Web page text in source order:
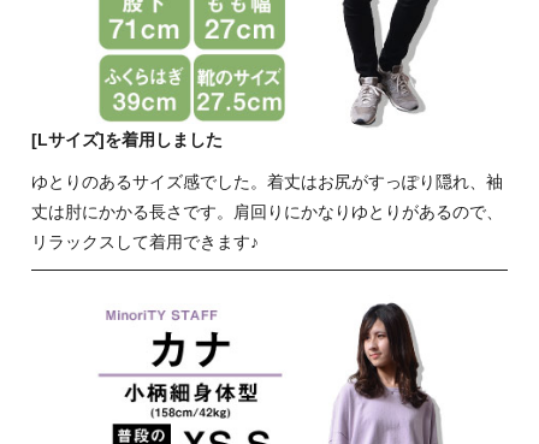
[Lサイズ]を着用しました
ゆとりのあるサイズ感でした。着丈はお尻がすっぽり隠れ、袖
丈は肘にかかる長さです。肩回りにかなりゆとりがあるので、
リラックスして着用できます♪